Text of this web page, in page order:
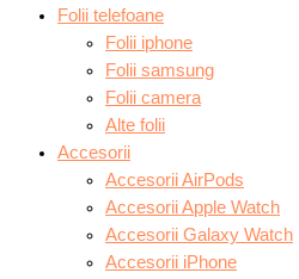
Folii telefoane
Folii iphone
Folii samsung
Folii camera
Alte folii
Accesorii
Accesorii AirPods
Accesorii Apple Watch
Accesorii Galaxy Watch
Accesorii iPhone